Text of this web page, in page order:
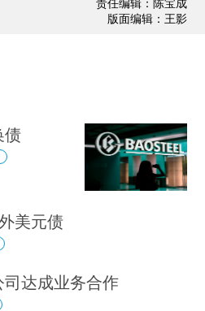
责任编辑：陈宝成
版面编辑：王影
债
美元债
司达成业务合作